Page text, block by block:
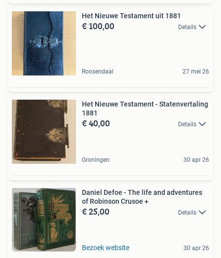
Het Nieuwe Testament uit 1881
€ 100,00 Details
Roosendaal 27 mei 26
Het Nieuwe Testament - Statenvertaling
1881
€ 40,00 Details
Groningen 30 apr 26
Daniel Defoe - The life and adventures
of Robinson Crusoe +
€ 25,00 Details
Bezoek website 30 apr 26